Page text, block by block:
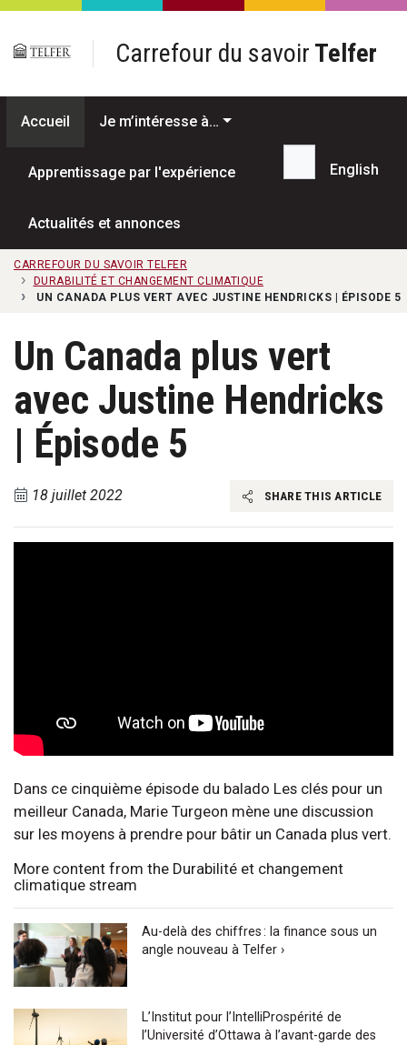
Passer au contenu principal
Carrefour du savoir Telfer
Accueil Je m’intéresse à…
Apprentissage par l'expérience
Actualités et annonces
Recherche...
English
CARREFOUR DU SAVOIR TELFER
DURABILITÉ ET CHANGEMENT CLIMATIQUE
UN CANADA PLUS VERT AVEC JUSTINE HENDRICKS | ÉPISODE 5
Un Canada plus vert
avec Justine Hendricks
| Épisode 5
18 juillet 2022 SHARE THIS ARTICLE
Dans ce cinquième épisode du balado Les clés pour un
meilleur Canada, Marie Turgeon mène une discussion
sur les moyens à prendre pour bâtir un Canada plus vert.
More content from the Durabilité et changement
climatique stream
Au-delà des chiffres : la finance sous un
angle nouveau à Telfer ›
L’Institut pour l’IntelliProspérité de
l’Université d’Ottawa à l’avant-garde des